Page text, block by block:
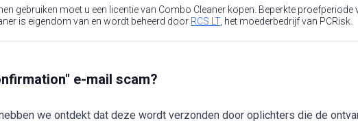
gebruiken moet u een licentie van Combo Cleaner kopen. Beperkte proefperiode
is eigendom van en wordt beheerd door RCS LT, het moederbedrijf van PCRisk.
e-mail scam?
we ontdekt dat deze wordt verzonden door oplichters die de